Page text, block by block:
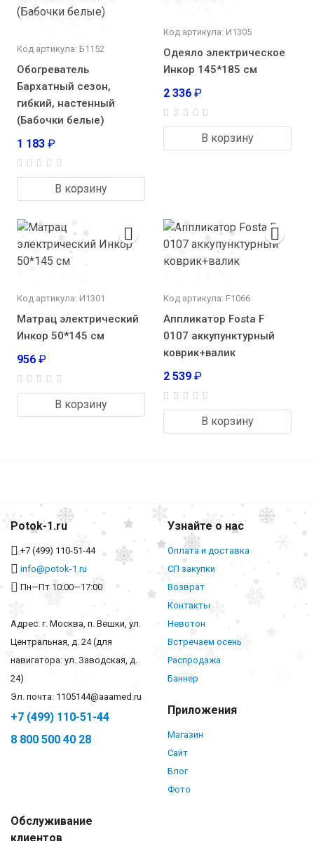
Код артикула: Б1152
Обогреватель
Бархатный сезон,
гибкий, настенный
(Бабочки белые)
1 183 ₽
В корзину
Код артикула: И1305
Одеяло электрическое
Инкор 145*185 см
2 336 ₽
В корзину
Код артикула: И1301
Матрац электрический
Инкор 50*145 см
956 ₽
В корзину
Код артикула: F1066
Аппликатор Fosta F
0107 аккупунктурный
коврик+валик
2 539 ₽
В корзину
Potok-1.ru
+7 (499) 110-51-44
info@potok-1.ru
Пн—Пт 10:00—17:00
Адрес: г. Москва, п. Вешки, ул.
Центральная, д. 24 (для
навигатора: ул. Заводская, д.
24)
Эл. почта: 1105144@aaamed.ru
+7 (499) 110-51-44
8 800 500 40 28
Узнайте о нас
Оплата и доставка
СП закупки
Возврат
Контакты
Невотон
Встречаем осень
Распродажа
Баннер
Приложения
Магазин
Сайт
Блог
Фото
Обслуживание
клиентов